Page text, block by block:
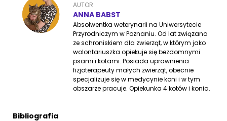
AUTOR
ANNA BABST
Absolwentka weterynarii na Uniwersytecie
Przyrodniczym w Poznaniu. Od lat związana
ze schroniskiem dla zwierząt, w którym jako
wolontariuszka opiekuje się bezdomnymi
psami i kotami. Posiada uprawnienia
fizjoterapeuty małych zwierząt, obecnie
specjalizuje się w medycynie koni i w tym
obszarze pracuje. Opiekunka 4 kotów i konia.
Bibliografia